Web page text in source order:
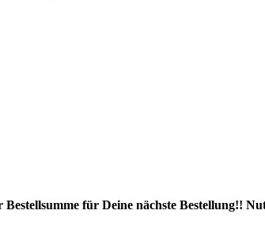
für Deine nächste Bestellung!!